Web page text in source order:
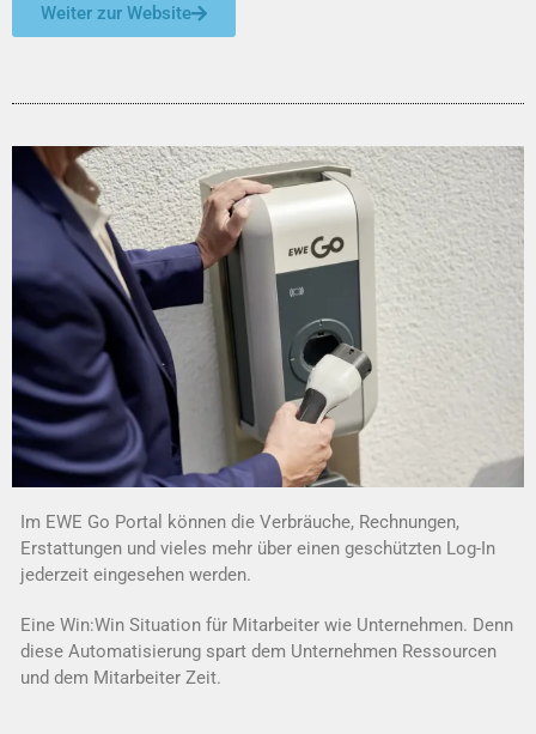
Weiter zur Website
Im EWE Go Portal können die Verbräuche, Rechnungen,
Erstattungen und vieles mehr über einen geschützten Log-In
jederzeit eingesehen werden.
Eine Win:Win Situation für Mitarbeiter wie Unternehmen. Denn
diese Automatisierung spart dem Unternehmen Ressourcen
und dem Mitarbeiter Zeit.